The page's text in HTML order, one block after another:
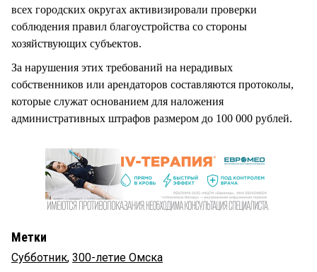
всех городских округах активизировали проверки
соблюдения правил благоустройства со стороны
хозяйствующих субъектов.
За нарушения этих требований на нерадивых
собственников или арендаторов составляются протоколы,
которые служат основанием для наложения
административных штрафов размером до 100 000 рублей.
Метки
Субботник, 300-летие Омска